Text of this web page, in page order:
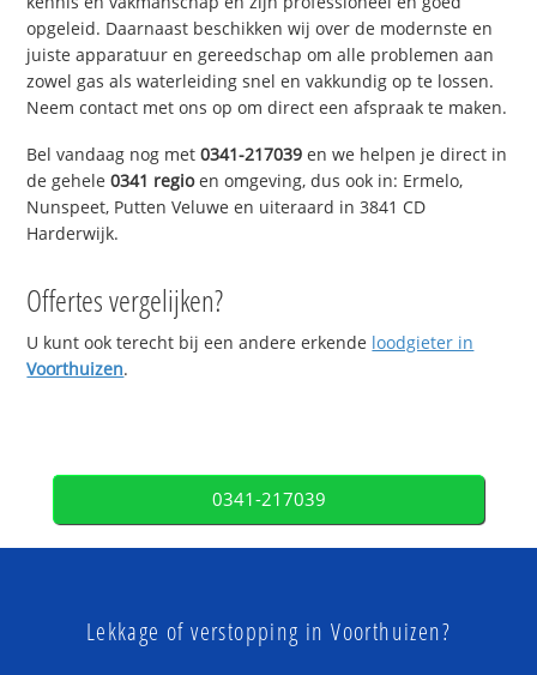
opgeleid. Daarnaast beschikken wij over de modernste en
juiste apparatuur en gereedschap om alle problemen aan
zowel gas als waterleiding snel en vakkundig op te lossen.
Neem contact met ons op om direct een afspraak te maken.
Bel vandaag nog met0341-217039 en we helpen je direct in
de gehele0341 regioen omgeving, dus ook in: Ermelo,
Nunspeet, Putten Veluwe en uiteraard in 3841 CD
Harderwijk.
Offertes vergelijken?
U kunt ook terecht bij een andere erkende loodgieter in
Voorthuizen.
0341-217039
Lekkage of verstopping in Voorthuizen?